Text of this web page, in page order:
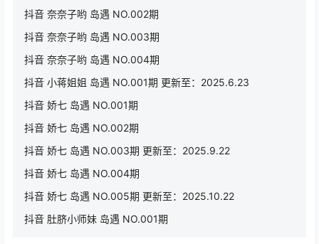
抖音 奈奈子哟 岛遇 NO.002期
抖音 奈奈子哟 岛遇 NO.003期
抖音 奈奈子哟 岛遇 NO.004期
抖音 小蒋姐姐 岛遇 NO.001期 更新至：2025.6.23
抖音 娇七 岛遇 NO.001期
抖音 娇七 岛遇 NO.002期
抖音 娇七 岛遇 NO.003期 更新至：2025.9.22
抖音 娇七 岛遇 NO.004期
抖音 娇七 岛遇 NO.005期 更新至：2025.10.22
抖音 肚脐小师妹 岛遇 NO.001期